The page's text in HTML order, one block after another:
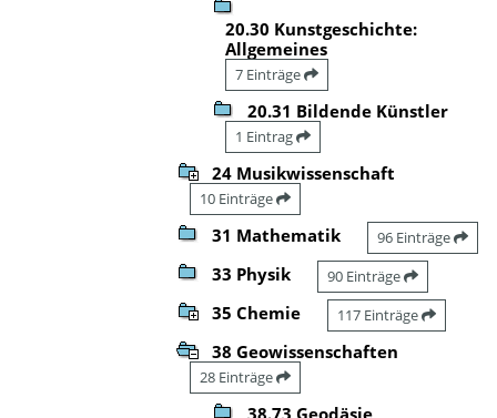
20.30 Kunstgeschichte:
Allgemeines
7 Einträge
20.31 Bildende Künstler
1 Eintrag
24 Musikwissenschaft
10 Einträge
31 Mathematik 96 Einträge
33 Physik 90 Einträge
35 Chemie 117 Einträge
38 Geowissenschaften
28 Einträge
38.73 Geodäsie